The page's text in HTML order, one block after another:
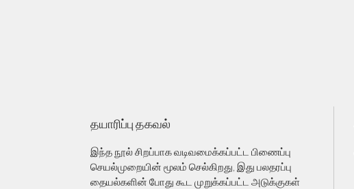
தயாரிப்பு தகவல்
இந்த நூல் சிறப்பாக வடிவமைக்கப்பட்ட பிணைப்பு
செயல்முறையின் மூலம் செல்கிறது, இது பலதரப்பு
தையல்களின் போது கூட முறுக்கப்பட்ட அடுக்குகள்